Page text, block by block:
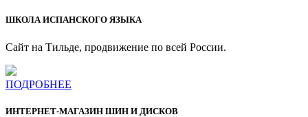
ШКОЛА ИСПАНСКОГО ЯЗЫКА
Сайт на Тильде, продвижение по всей России.
ПОДРОБНЕЕ
ИНТЕРНЕТ-МАГАЗИН ШИН И ДИСКОВ